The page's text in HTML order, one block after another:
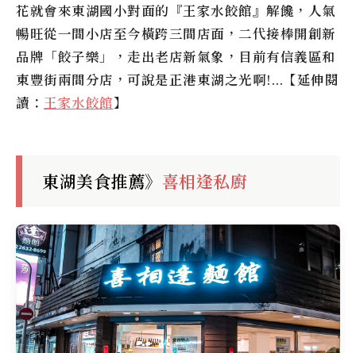
花就會來東湖國小對面的『王家水餃館』解饞，人氣
暢旺從一間小店至今橫跨三間店面，二代接棒開創新
品牌「餃子樂」，走出老店新氣象，目前有信義區和
東豐街兩間分店，可說是正港東湖之光啊!…【延伸閱
讀： 王家水餃館】
東湖美食推薦》 喜相逢私廚